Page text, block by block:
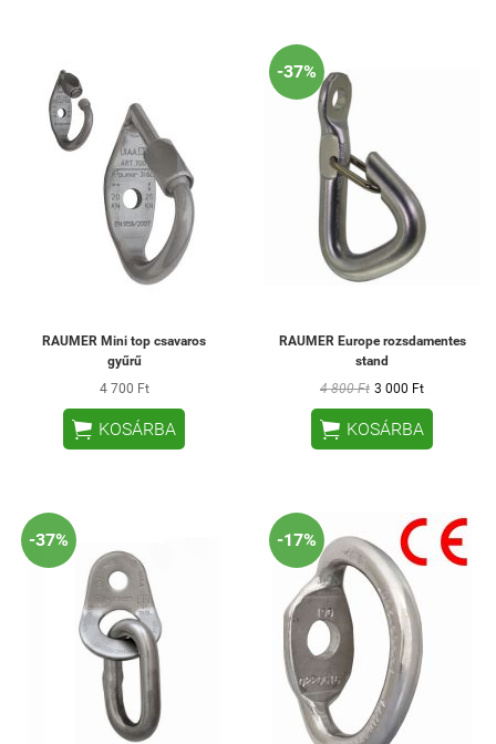
RAUMER Mini top csavaros
gyűrű
4 700 Ft
 KOSÁRBA
-37%
RAUMER Europe rozsdamentes
stand
4 800 Ft 3 000 Ft
 KOSÁRBA
-37% -17%